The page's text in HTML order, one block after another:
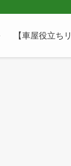
【車屋役立ち